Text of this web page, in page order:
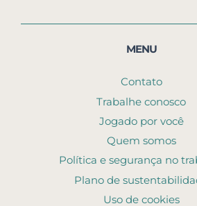
MENU
Contato
Trabalhe conosco
Jogado por você
Quem somos
Política e segurança no
Plano de
Uso de cookies